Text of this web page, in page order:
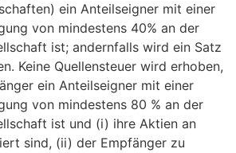
ein Anteilseigner mit einer
von mindestens 40% an der
ist; andernfalls wird ein Satz
Keine Quellensteuer wird erhoben,
ein Anteilseigner mit einer
von mindestens 80 % an der
ist und (i) ihre Aktien an
sind, (ii) der Empfänger zu